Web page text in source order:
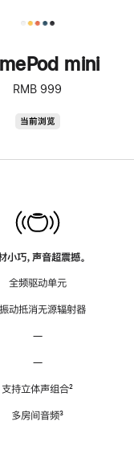
mini
RMB 999
当前浏览
小巧，声音超震撼。
全频驱动单元
动抵消无源辐射器
—
—
支持立体声组合脚
²
多房间音频脚
³